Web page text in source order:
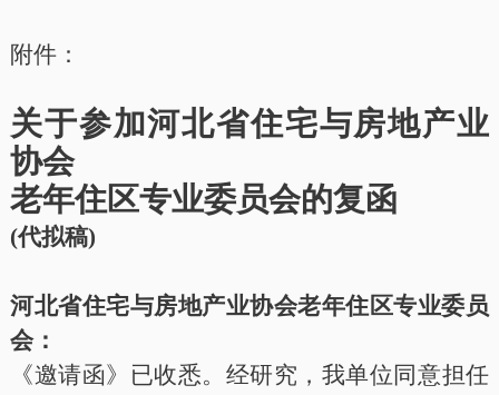
附件：
关于参加河北省住宅与房地产业
协会
老年住区专业委员会的复函
(代拟稿)
河北省住宅与房地产业协会老年住区专业委员
会：
《邀请函》 已收悉。经研究，我单位同意担任